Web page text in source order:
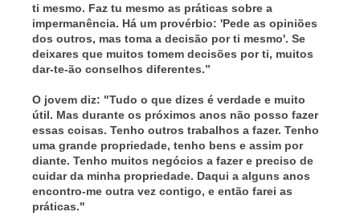
ti mesmo. Faz tu mesmo as práticas sobre a
impermanência. Há um provérbio: 'Pede as opiniões
dos outros, mas toma a decisão por ti mesmo'. Se
deixares que muitos tomem decisões por ti, muitos
dar-te-ão conselhos diferentes.”
O jovem diz: "Tudo o que dizes é verdade e muito
útil. Mas durante os próximos anos não posso fazer
essas coisas. Tenho outros trabalhos a fazer. Tenho
uma grande propriedade, tenho bens e assim por
diante. Tenho muitos negócios a fazer e preciso de
cuidar da minha propriedade. Daqui a alguns anos
encontro-me outra vez contigo, e então farei as
práticas."